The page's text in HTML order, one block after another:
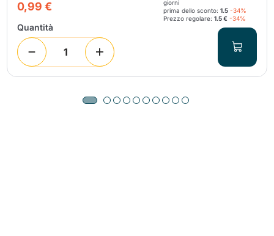
0,99 €
giorni
prima dello sconto:1.5 -34%
Prezzo regolare:1.5 € -34%
Quantità